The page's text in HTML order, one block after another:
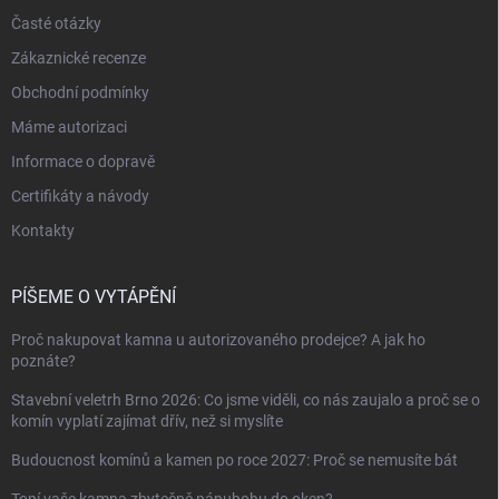
Časté otázky
Zákaznické recenze
Obchodní podmínky
Máme autorizaci
Informace o dopravě
Certifikáty a návody
Kontakty
PÍŠEME O VYTÁPĚNÍ
Proč nakupovat kamna u autorizovaného prodejce? A jak ho
poznáte?
Stavební veletrh Brno 2026: Co jsme viděli, co nás zaujalo a proč se o
komín vyplatí zajímat dřív, než si myslíte
Budoucnost komínů a kamen po roce 2027: Proč se nemusíte bát